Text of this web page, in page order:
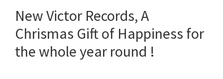
New Victor Records, A
Chrismas Gift of Happiness for
the whole year round !